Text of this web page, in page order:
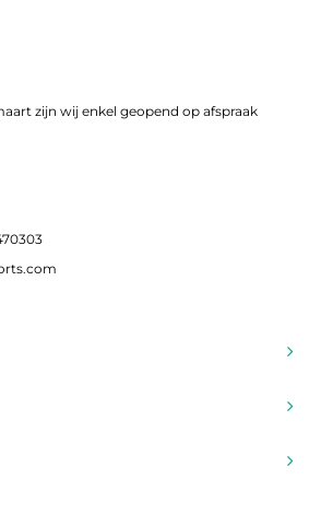
zijn wij enkel geopend op afspraak